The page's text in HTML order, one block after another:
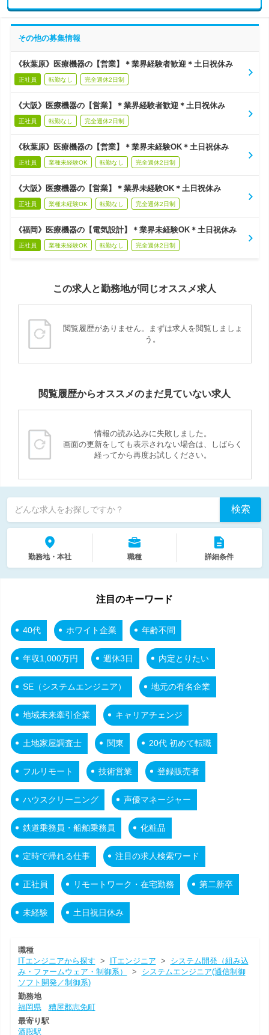
その他の募集情報
《秋葉原》医療機器の【営業】＊業界経験者歓迎＊土日祝休み
正社員 転勤なし 完全週休2日制
《大阪》医療機器の【営業】＊業界経験者歓迎＊土日祝休み
正社員 転勤なし 完全週休2日制
《秋葉原》医療機器の【営業】＊業界未経験OK＊土日祝休み
正社員 業種未経験OK 転勤なし 完全週休2日制
《大阪》医療機器の【営業】＊業界未経験OK＊土日祝休み
正社員 業種未経験OK 転勤なし 完全週休2日制
《福岡》医療機器の【電気設計】＊業界未経験OK＊土日祝休み
正社員 業種未経験OK 転勤なし 完全週休2日制
この求人と勤務地が同じオススメ求人
閲覧履歴がありません。まずは求人を閲覧しましょ
う。
閲覧履歴からオススメのまだ見ていない求人
情報の読み込みに失敗しました。
画面の更新をしても表示されない場合は、しばらく
経ってから再度お試しください。
どんな求人をお探しですか？ 検索
勤務地・本社 職種 詳細条件
注目のキーワード
40代 ホワイト企業 年齢不問
年収1,000万円 週休3日 内定とりたい
SE（システムエンジニア） 地元の有名企業
地域未来牽引企業 キャリアチェンジ
土地家屋調査士 関東 20代 初めて転職
フルリモート 技術営業 登録販売者
ハウスクリーニング 声優マネージャー
鉄道乗務員・船舶乗務員 化粧品
定時で帰れる仕事 注目の求人検索ワード
正社員 リモートワーク・在宅勤務 第二新卒
未経験 土日祝日休み
職種
ITエンジニアから探す > ITエンジニア > システム開発（組み込
み・ファームウェア・制御系）
> システムエンジニア(通信制御
ソフト開発／制御系)
勤務地
福岡県
糟屋郡志免町
最寄り駅
酒殿駅